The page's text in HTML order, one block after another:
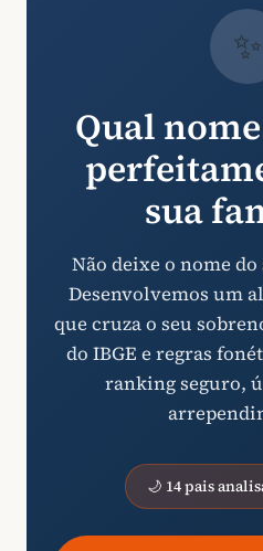
✨
Qual
sua
Não deixe o nome
Desenvolvemos um
que cruza o seu
do IBGE e regras
ranking seguro,
🌙 14 pais